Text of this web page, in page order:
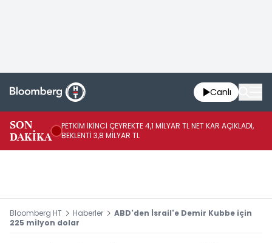
Canlı
SON
DAKİKA
PETKİM İKİNCİ ÇEYREKTE 4,1 MİLYAR TL NET KAR AÇIKLADI,
BEKLENTİ 3,8 MİLYAR TL
Bloomberg HT Haberler
ABD'den İsrail'e Demir Kubbe için
225 milyon dolar